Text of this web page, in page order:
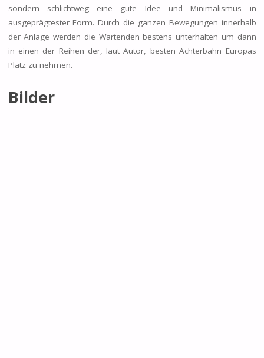
sondern schlichtweg eine gute Idee und Minimalismus in
ausgeprägtester Form. Durch die ganzen Bewegungen innerhalb
der Anlage werden die Wartenden bestens unterhalten um dann
in einen der Reihen der, laut Autor, besten Achterbahn Europas
Platz zu nehmen.
Bilder